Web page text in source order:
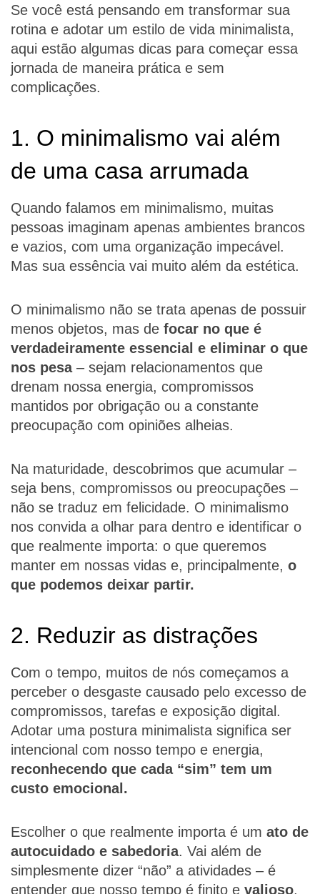
Se você está pensando em transformar sua
rotina e adotar um estilo de vida minimalista,
aqui estão algumas dicas para começar essa
jornada de maneira prática e sem
complicações.
1. O minimalismo vai além
de uma casa arrumada
Quando falamos em minimalismo, muitas
pessoas imaginam apenas ambientes brancos
e vazios, com uma organização impecável.
Mas sua essência vai muito além da estética.
O minimalismo não se trata apenas de possuir
menos objetos, mas de focar no que é
verdadeiramente essencial e eliminar o que
nos pesa– sejam relacionamentos que
drenam nossa energia, compromissos
mantidos por obrigação ou a constante
preocupação com opiniões alheias.
Na maturidade, descobrimos que acumular –
seja bens, compromissos ou preocupações –
não se traduz em felicidade. O minimalismo
nos convida a olhar para dentro e identificar o
que realmente importa: o que queremos
manter em nossas vidas e, principalmente, o
que podemos deixar partir.
2. Reduzir as distrações
Com o tempo, muitos de nós começamos a
perceber o desgaste causado pelo excesso de
compromissos, tarefas e exposição digital.
Adotar uma postura minimalista significa ser
intencional com nosso tempo e energia,
reconhecendo que cada “sim” tem um
custo emocional.
Escolher o que realmente importa é um ato de
autocuidado e sabedoria. Vai além de
simplesmente dizer “não” a atividades – é
entender que nosso tempo é finito e valioso.